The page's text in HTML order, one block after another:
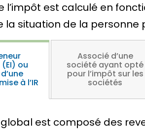
l’impôt est calculé en
situation de la personne
ou
à l’IR
Associé d’une
société ayant opté
pour l’impôt sur les
sociétés
est composé des